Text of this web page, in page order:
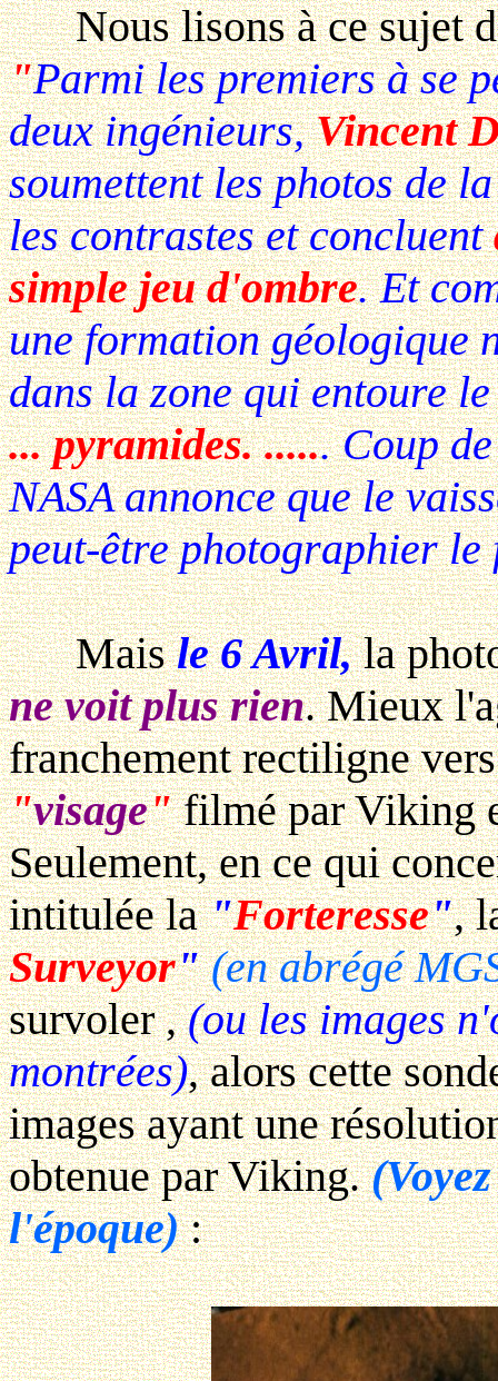
Nous lisons à ce sujet
"Parmi les premiers à se
deux ingénieurs,Vincent
soumettent les photos de
les contrastes et concluent
simple jeu d'ombre. Et
une formation géologique
dans la zone qui entoure
... pyramides. ...... Coup
NASA annonce que le
peut-être photographier le
Maisle 6 Avril,la
ne voit plus rien. Mieux
franchement rectiligne
"visage"filmé par Viking
Seulement, en ce qui
intitulée la"Forteresse",
Surveyor" (en abrégé
survoler ,(ou les images
montrées), alors cette
images ayant une
obtenue par Viking.
l'époque):